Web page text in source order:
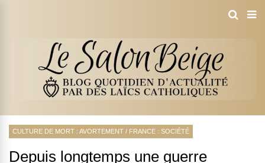
CULTURE DE MORT : AVORTEMENT / FRANCE : SOCIÉTÉ
Depuis longtemps une guerre